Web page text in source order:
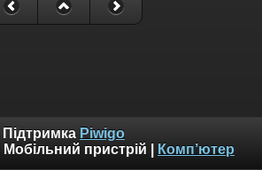
Підтримка Piwigo
Мобільний пристрій Комп’ютер